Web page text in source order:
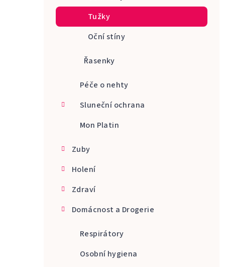
Tužky
Oční stíny
Řasenky
Péče o nehty
Sluneční ochrana
Mon Platin
Zuby
Holení
Zdraví
Domácnost a Drogerie
Respirátory
Osobní hygiena